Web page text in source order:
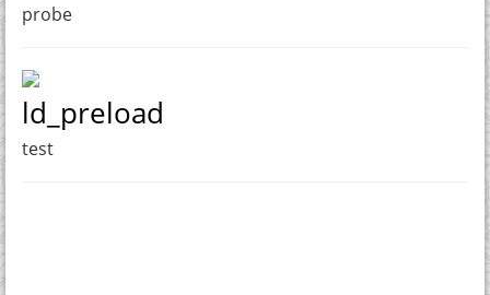
probe
ld_preload
test